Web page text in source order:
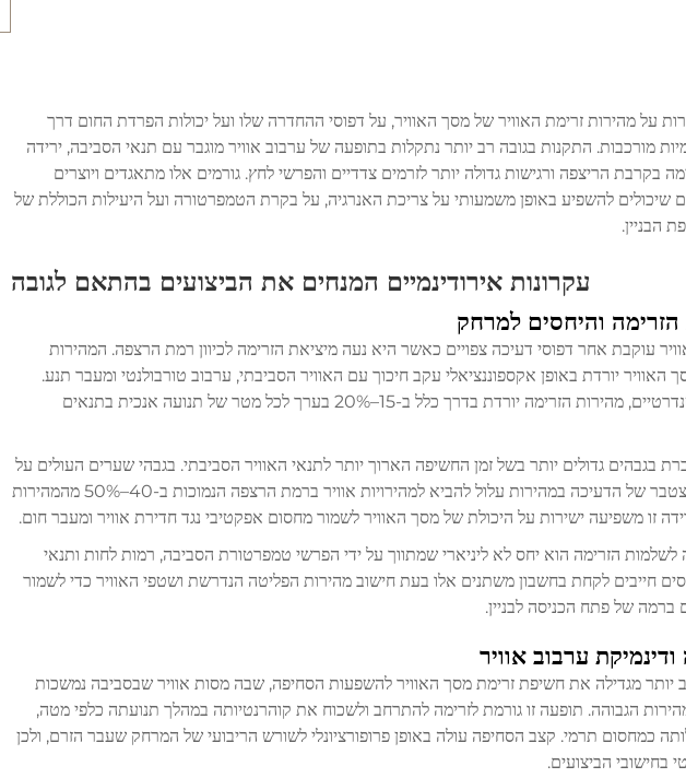
על מהירות זרימת האוויר של מסך האוויר, על דפוסי ההחדרה שלו ועל יכולות הפרדת החום דרך
מורכבות. התקנות בגובה רב יותר נתקלות בתופעה של ערבוב אוויר מוגבר עם תנאי הסביבה, ירידה
בקרבת הריצפה ורגישות גדולה יותר לזרמים צדדיים והפרשי לחץ. גורמים אלו מתאגדים ויוצרים
שיכולים להשפיע באופן משמעותי על צריכת האנרגיה, על בקרת הטמפרטורה ועל היעילות הכוללת של
הבניין.
עקרונות אירודינמיים המנחים את הביצועים בהתאם לגובה
והיחסים למרחק
עוקבת אחר דפוסי דעיכה צפויים כאשר היא נעה מיציאת הזרימה לכיוון רמת הרצפה. המהירות
יורדת באופן אקספוננציאלי עקב חיכוך עם האוויר הסביבתי, ערבוב טורבולנטי ומעבר תנע.
ליישומים מסחריים סטנדרטיים, מהירות הזרימה יורדת בדרך כלל ב-15–20% בערך לכל מטר של תנועה אנכית בתנאים
בגבהים גדולים יותר בשל זמן החשיפה הארוך יותר לתנאי האוויר הסביבתי. בגבהי שערים העולים על
4 מטרים, האפקט המצטבר של הדעיכה במהירות עלול להביא למהירויות אוויר ברמת הרצפה הנמוכות ב-40–50% מהמהירות
זו משפיעה ישירות על היכולת של מסך האוויר לשמור מחסום אפקטיבי נגד חדירת אוויר ומעבר חום.
לשלמות הזרימה הוא יחס לא ליניארי שמתווך על ידי הפרשי טמפרטורת הסביבה, רמות לחות ותנאי
חייבים לקחת בחשבון משתנים אלו בעת חישוב מהירות הפליטה הנדרשת ושטפי האוויר כדי לשמור
ברמה של פתח הכניסה לבניין.
ערבוב אוויר
יותר מגדילה את חשיפת זרימת מסך האוויר להשפעות הסחיפה, שבה מסות אוויר שבסביבה נמשכות
הגבוהה. תופעה זו גורמת לזרימה להתרחב ולשכוח את קוהרנטיותה במהלך תנועתה כלפי מטה,
כמחסום תרמי. קצב הסחיפה עולה באופן פרופורציונלי לשורש הריבועי של המרחק שעבר הזרם, ולכן
בחישובי הביצועים.